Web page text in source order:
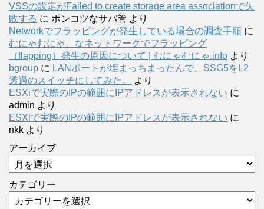
VSSの設定がFailed to create storage area associationで失
敗する に ポンコツなサバ管 より
Networkでフラッピングが発生している場合の調査手順 に
むにゃむにゃ、なネットワークでフラッピング
（flapping）発生の原因について | むにゃむにゃ.info より
bgroup に LANポートが埋まっちまったんで、SSG5をL2
透過のスイッチにしてみた。
より
ESXiで実際のIPの範囲にIPアドレスが表示されない に
admin より
ESXiで実際のIPの範囲にIPアドレスが表示されない に
nkk より
アーカイブ
カテゴリー